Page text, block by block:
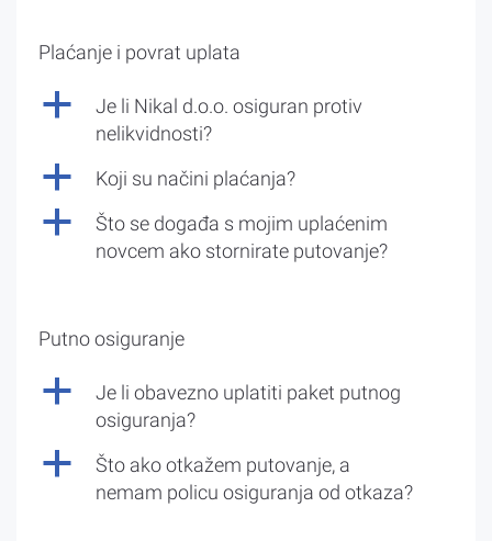
Plaćanje i povrat uplata
a
Je li Nikal d.o.o. osiguran protiv
nelikvidnosti?
a Koji su načini plaćanja?
a
Što se događa s mojim uplaćenim
novcem ako stornirate putovanje?
Putno osiguranje
a
Je li obavezno uplatiti paket putnog
osiguranja?
a
Što ako otkažem putovanje, a
nemam policu osiguranja od otkaza?